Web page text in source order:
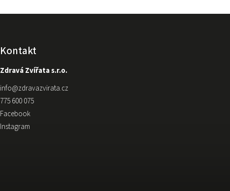
Kontakt
Zdravá Zvířata s.r.o.
info@zdravazvirata.cz
775 600 075
Facebook
Instagram